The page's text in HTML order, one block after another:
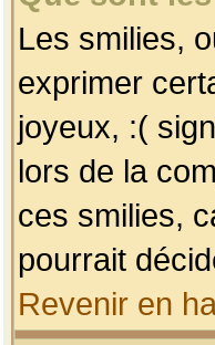
Les smilies,
exprimer
joyeux, :(
lors de la
ces smilies,
pourrait
Revenir en